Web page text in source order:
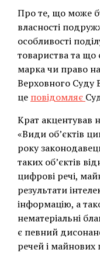
Про те, що може
власності
особливості
товариства та що
марка чи право
Верховного Суду
це повідомляє
Крат акцентував
«Види об’єктів
року
таких об’єктів
цифрові речі,
результати
інформацію, а
нематеріальні
є певний
речей і